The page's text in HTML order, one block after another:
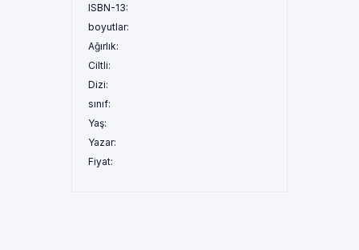
ISBN-13:
boyutlar:
Ağırlık:
Ciltli:
Dizi:
sınıf:
Yaş:
Yazar:
Fiyat: